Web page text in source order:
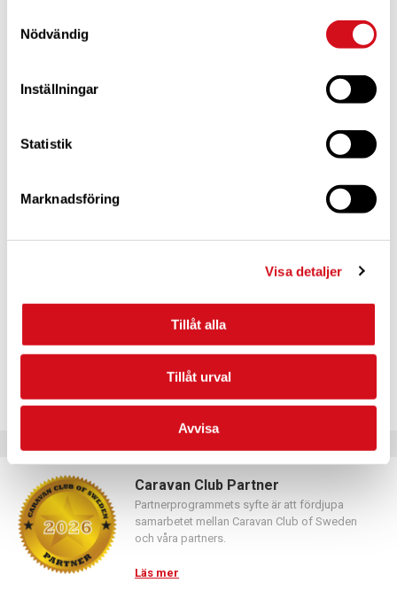
Nödvändig
Inställningar
Statistik
Marknadsföring
Visa detaljer
Tillåt alla
Tillåt urval
Avvisa
Logga in med hjälp av formuläret och följ anvisningarna.
Caravan Club Partner
Partnerprogrammets syfte är att fördjupa
samarbetet mellan Caravan Club of Sweden
och våra partners.
Läs mer